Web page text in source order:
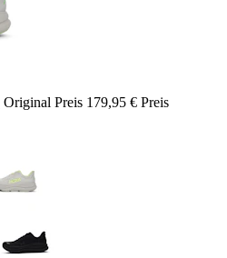
Original Preis 179,95 € Preis